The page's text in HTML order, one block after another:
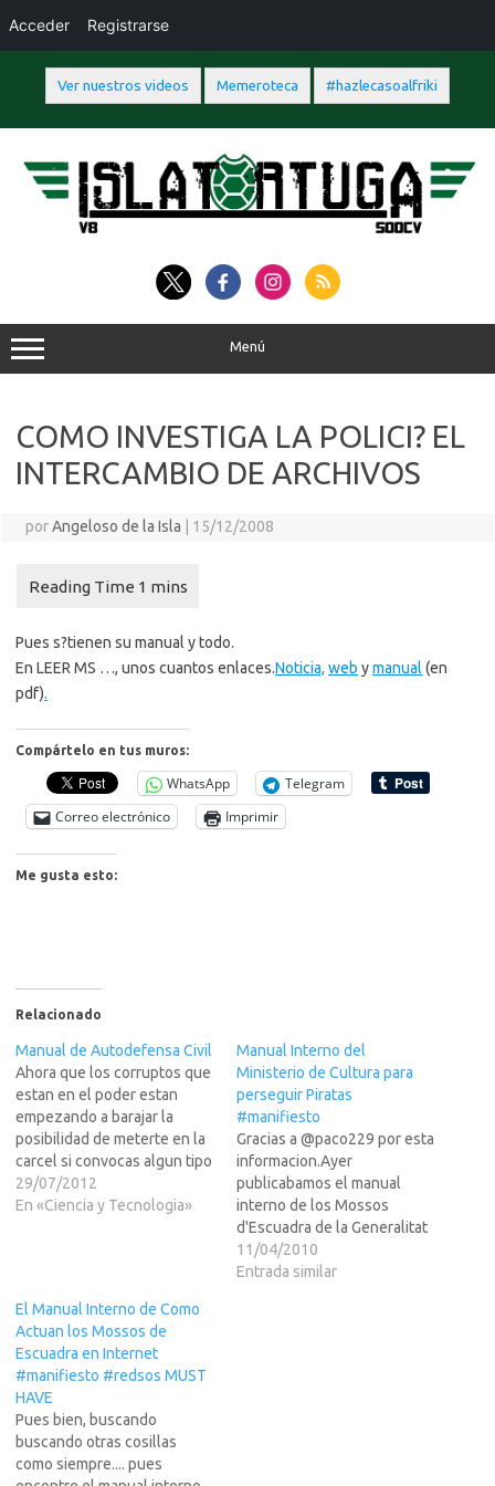
Ver nuestros videos Memeroteca #hazlecasoalfriki
contenido
Menú
COMO INVESTIGA LA POLICI? EL
INTERCAMBIO DE ARCHIVOS
porAngeloso de la Isla 15/12/2008
Pues s?tienen su manual y todo.
En LEER MS …, unos cuantos enlaces.Noticia, web ymanual (en
pdf).
Compártelo en tus muros:
WhatsApp
Telegram
Correo electrónico
Imprimir
Me gusta esto:
Relacionado
Manual de Autodefensa Civil
Ahora que los corruptos que
estan en el poder estan
empezando a barajar la
posibilidad de meterte en la
carcel si convocas algun tipo
de manifestacion a traves
del feizbú, hay que tener
29/07/2012
En «Ciencia y Tecnologia»
Manual Interno del
Ministerio de Cultura para
perseguir Piratas
#manifiesto
Gracias a @paco229 por esta
informacion.Ayer
publicabamos el manual
interno de los Mossos
d'Escuadra de la Generalitat
de como tenian que hacer
para cazar a los pobres
11/04/2010
Entrada similar
El Manual Interno de Como
Actuan los Mossos de
Escuadra en Internet
#manifiesto #redsos MUST
HAVE
Pues bien, buscando
buscando otras cosillas
como siempre.... pues
Acceder Registrarse